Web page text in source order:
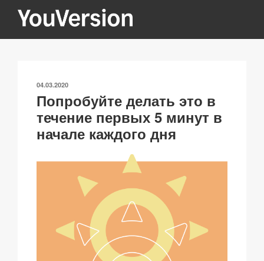
YOUVERSION
Seeking God every day.
ОПУБЛИКОВАНО
04.03.2020
Попробуйте делать это в
течение первых 5 минут в
начале каждого дня